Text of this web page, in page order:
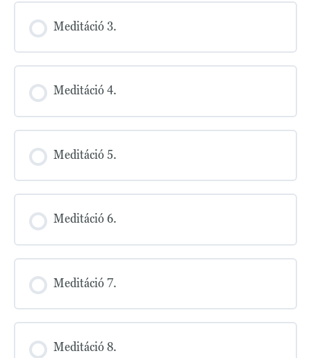
Meditáció 3.
Meditáció 4.
Meditáció 5.
Meditáció 6.
Meditáció 7.
Meditáció 8.